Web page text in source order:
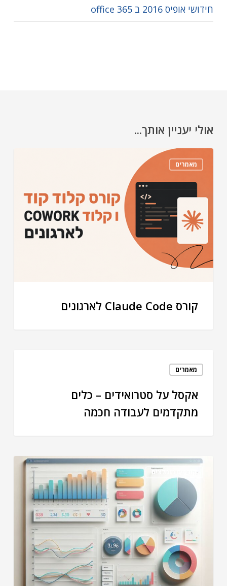
חידושי אופיס 2016 ב office 365
אולי יעניין אותך...
מאמרים
קורס Claude Code לארגונים
מאמרים
אקסל על סטרואידים – כלים
מתקדמים לעבודה חכמה
קורסים מומלצים